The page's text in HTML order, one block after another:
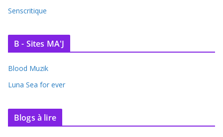
Senscritique
B - Sites MA'J
Blood Muzik
Luna Sea for ever
Blogs à lire